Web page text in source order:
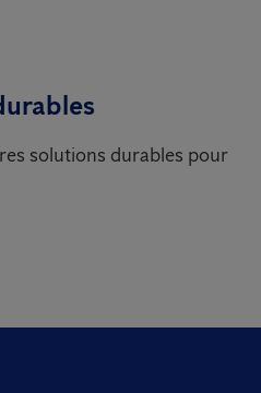
solutions durables pour